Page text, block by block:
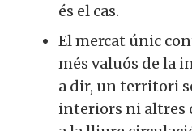
és el cas.
El mercat únic
més valuós de la
a dir, un territori
interiors ni altres